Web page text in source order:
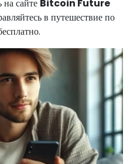
на сайте Bitcoin Future
в путешествие по